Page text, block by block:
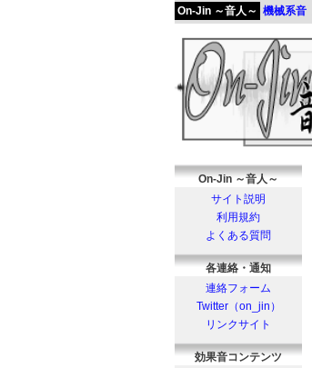
On-Jin ～音人～
サイト説明
利用規約
よくある質問
各連絡・通知
連絡フォーム
Twitter（on_jin）
リンクサイト
効果音コンテンツ
On-Jin ～音人～ 機械系音